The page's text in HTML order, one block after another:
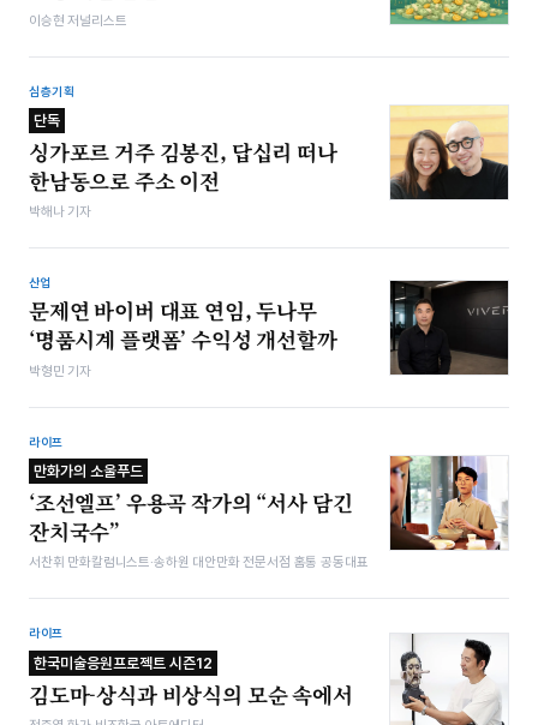
이승현 저널리스트
심층기획
단독
싱가포르 거주 김봉진, 답십리 떠나
한남동으로 주소 이전
박해나 기자
산업
문제연 바이버 대표 연임, 두나무
‘명품시계 플랫폼’ 수익성 개선할까
박형민 기자
라이프
만화가의 소울푸드
‘조선엘프’ 우용곡 작가의 “서사 담긴
잔치국수”
서찬휘 만화칼럼니스트·송하원 대안만화 전문서점 홈통 공동대표
라이프
한국미술응원프로젝트 시즌12
김도마-상식과 비상식의 모순 속에서